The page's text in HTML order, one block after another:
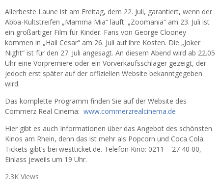
Allerbeste Laune ist am Freitag, dem 22. Juli, garantiert, wenn der
Abba-Kultstreifen „Mamma Mia“ läuft. „Zoomania“ am 23. Juli ist
ein großartiger Film für Kinder. Fans von George Clooney
kommen in „Hail Cesar“ am 26. Juli auf ihre Kosten. Die „Joker
Night“ ist für den 27. Juli angesagt. An diesem Abend wird ab 22.05
Uhr eine Vorpremiere oder ein Vorverkaufsschlager gezeigt, der
jedoch erst später auf der offiziellen Website bekanntgegeben
wird.
Das komplette Programm finden Sie auf der Website des
Commerz Real Cinema: www.commerzrealcinema.de
Hier gibt es auch Informationen über das Angebot des schönsten
Kinos am Rhein, denn das ist mehr als Popcorn und Coca Cola.
Tickets gibt‘s bei westticket.de. Telefon Kino: 0211 – 27 40 00,
Einlass jeweils um 19 Uhr.
2.3K Views